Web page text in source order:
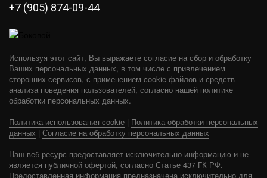
СКИФ СТАНДАРТ 22 (ДТ-4С)
35 350 В КОРЗИНУ
+7 (905) 874-09-44
Используя этот сайт, Вы выражаете согласие на сбор и обработку
Ваших персональных данных, в том числе с привлечением
сторонних сервисов, с применением cookie-файлов и средств
анализа поведения пользователей, согласно нашей политике
обработки персональных данных.
Политика использования cookie | Политика обработки персональных
данных | Согласие на обработку персональных данных
Наш веб-ресурс предоставляет исключительно информацию и не
является публичной офертой, согласно Статье 437 ГК РФ.
Предоставленная информация предназначена исключительно для